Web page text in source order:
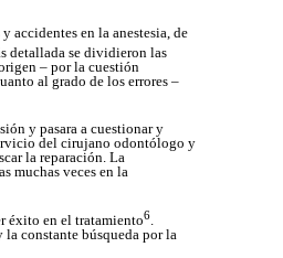
accidentes en la anestesia, de
detallada se dividieron las
– por la cuestión
al grado de los errores –
y pasara a cuestionar y
del cirujano odontólogo y
la reparación. La
muchas veces en la
éxito en el tratamiento6
la constante búsqueda por la